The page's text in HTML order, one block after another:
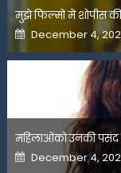
मुझे फिल्मों में शोपीस
Posted
on
December 4,
महिलाओंको उनकी पसंद
Posted
on
December 4,